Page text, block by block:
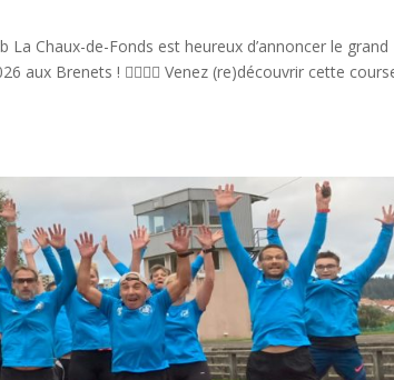
Chaux-de-Fonds est heureux d’annoncer le grand
aux Brenets ! 🏃‍♀️🏃‍♂️ Venez (re)découvrir cette